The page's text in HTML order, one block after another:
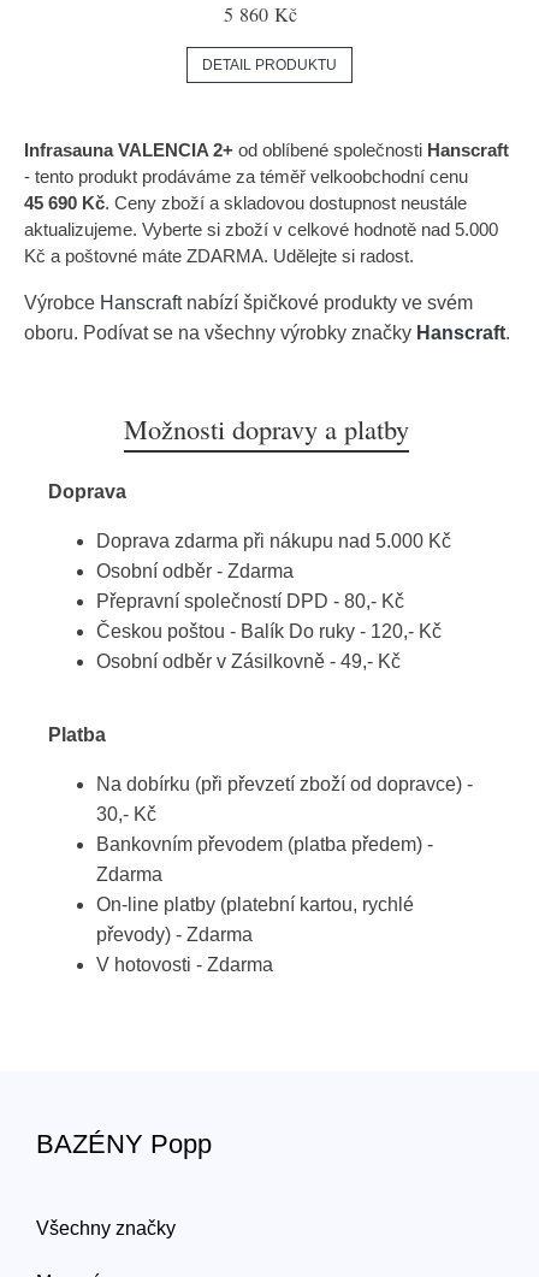
5 860 Kč
DETAIL PRODUKTU
Infrasauna VALENCIA 2+ od oblíbené společnosti Hanscraft
- tento produkt prodáváme za téměř velkoobchodní cenu
45 690 Kč. Ceny zboží a skladovou dostupnost neustále
aktualizujeme. Vyberte si zboží v celkové hodnotě nad 5.000
Kč a poštovné máte ZDARMA. Udělejte si radost.
Výrobce Hanscraftnabízí špičkové produkty ve svém
oboru. Podívat se na všechny výrobky značky Hanscraft.
Možnosti dopravy a platby
Doprava
Doprava zdarma při nákupu nad 5.000 Kč
Osobní odběr - Zdarma
Přepravní společností DPD - 80,- Kč
Českou poštou - Balík Do ruky - 120,- Kč
Osobní odběr v Zásilkovně - 49,- Kč
Platba
Na dobírku (při převzetí zboží od dopravce) -
30,- Kč
Bankovním převodem (platba předem) -
Zdarma
On-line platby (platební kartou, rychlé
převody) - Zdarma
V hotovosti - Zdarma
BAZÉNY Popp
Všechny značky